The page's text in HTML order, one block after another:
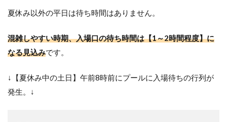
夏休み以外の平日は待ち時間はありません。
混雑しやすい時期、入場口の待ち時間は【1～2時間程度】に
なる見込みです。
↓【夏休み中の土日】午前8時前にプールに入場待ちの行列が
発生。↓